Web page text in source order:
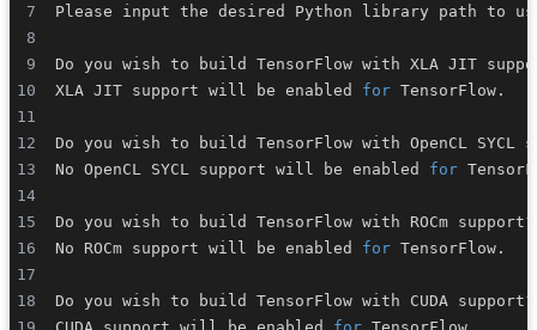
Please input the desired Python library path to
Do you wish to build TensorFlow with XLA JIT
XLA JIT support will be enabled for
Do you wish to build TensorFlow with OpenCL SYCL
No OpenCL SYCL support will be enabled for
Do you wish to build TensorFlow with ROCm
No ROCm support will be enabled for
Do you wish to build TensorFlow with CUDA